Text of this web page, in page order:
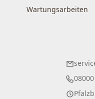
Wartungsarbeiten